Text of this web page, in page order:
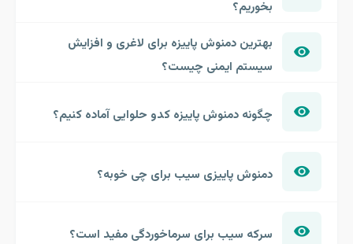
بخوریم؟
بهترین دمنوش پاییزه برای لاغری و افزایش
سیستم ایمنی چیست؟
چگونه دمنوش پاییزه کدو حلوایی آماده کنیم؟
دمنوش پاییزی سیب برای چی خوبه؟
سرکه سیب برای سرماخوردگی مفید است؟